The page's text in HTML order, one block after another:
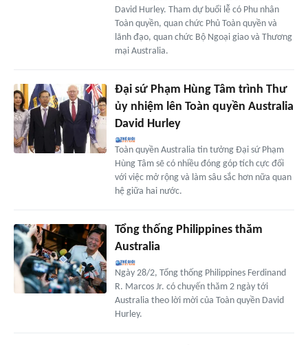
David Hurley. Tham dự buổi lễ có Phu nhân
Toàn quyền, quan chức Phủ Toàn quyền và
lãnh đạo, quan chức Bộ Ngoại giao và Thương
mại Australia.
Đại sứ Phạm Hùng Tâm trình Thư
ủy nhiệm lên Toàn quyền Australia
David Hurley
Toàn quyền Australia tin tưởng Đại sứ Phạm
Hùng Tâm sẽ có nhiều đóng góp tích cực đối
với việc mở rộng và làm sâu sắc hơn nữa quan
hệ giữa hai nước.
Tổng thống Philippines thăm
Australia
Ngày 28/2, Tổng thống Philippines Ferdinand
R. Marcos Jr. có chuyến thăm 2 ngày tới
Australia theo lời mời của Toàn quyền David
Hurley.